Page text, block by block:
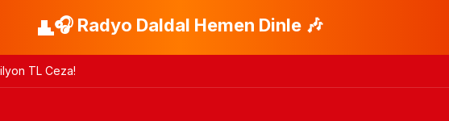
🎧 Radyo Daldal Hemen Dinle 🎶
TL Ceza!